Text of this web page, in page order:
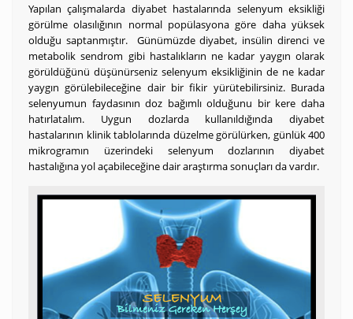
Yapılan çalışmalarda diyabet hastalarında selenyum eksikliği
görülme olasılığının normal popülasyona göre daha yüksek
olduğu saptanmıştır. Günümüzde diyabet, insülin direnci ve
metabolik sendrom gibi hastalıkların ne kadar yaygın olarak
görüldüğünü düşünürseniz selenyum eksikliğinin de ne kadar
yaygın görülebileceğine dair bir fikir yürütebilirsiniz. Burada
selenyumun faydasının doz bağımlı olduğunu bir kere daha
hatırlatalım. Uygun dozlarda kullanıldığında diyabet
hastalarının klinik tablolarında düzelme görülürken, günlük 400
mikrogramın üzerindeki selenyum dozlarının diyabet
hastalığına yol açabileceğine dair araştırma sonuçları da vardır.